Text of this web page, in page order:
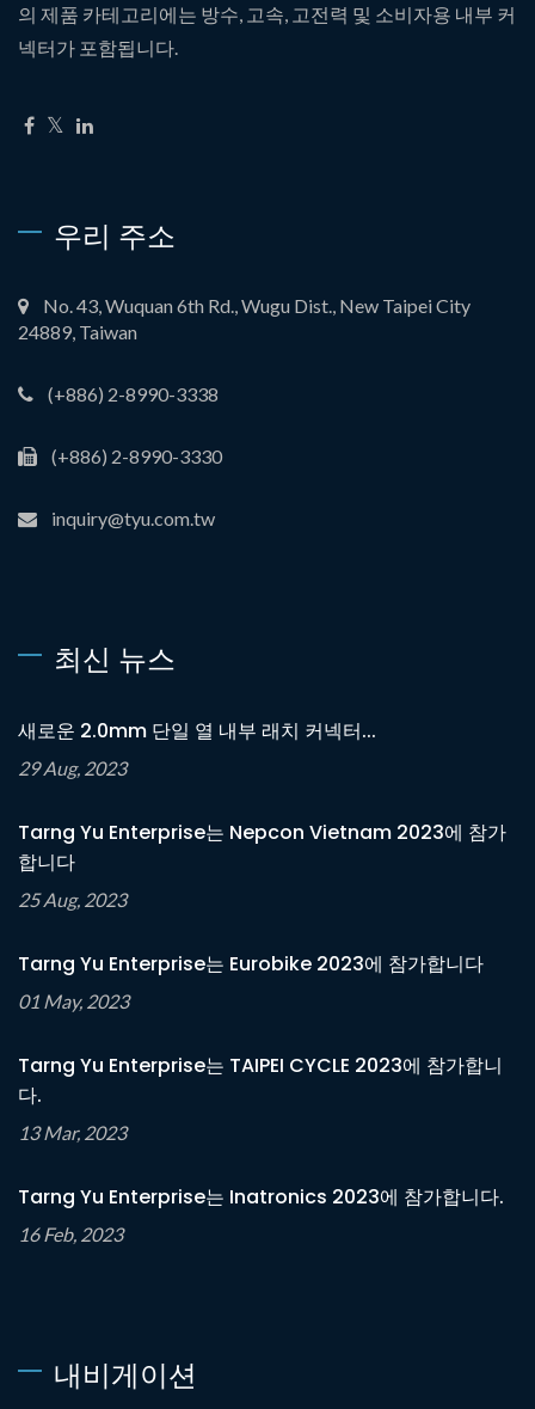
의 제품 카테고리에는 방수, 고속, 고전력 및 소비자용 내부 커
넥터가 포함됩니다.
우리 주소
No. 43, Wuquan 6th Rd., Wugu Dist., New Taipei City
24889, Taiwan
(+886) 2-8990-3338
(+886) 2-8990-3330
inquiry@tyu.com.tw
최신 뉴스
새로운 2.0mm 단일 열 내부 래치 커넥터...
29 Aug, 2023
Tarng Yu Enterprise는 Nepcon Vietnam 2023에 참가
합니다
25 Aug, 2023
Tarng Yu Enterprise는 Eurobike 2023에 참가합니다
01 May, 2023
Tarng Yu Enterprise는 TAIPEI CYCLE 2023에 참가합니
다.
13 Mar, 2023
Tarng Yu Enterprise는 Inatronics 2023에 참가합니다.
16 Feb, 2023
내비게이션